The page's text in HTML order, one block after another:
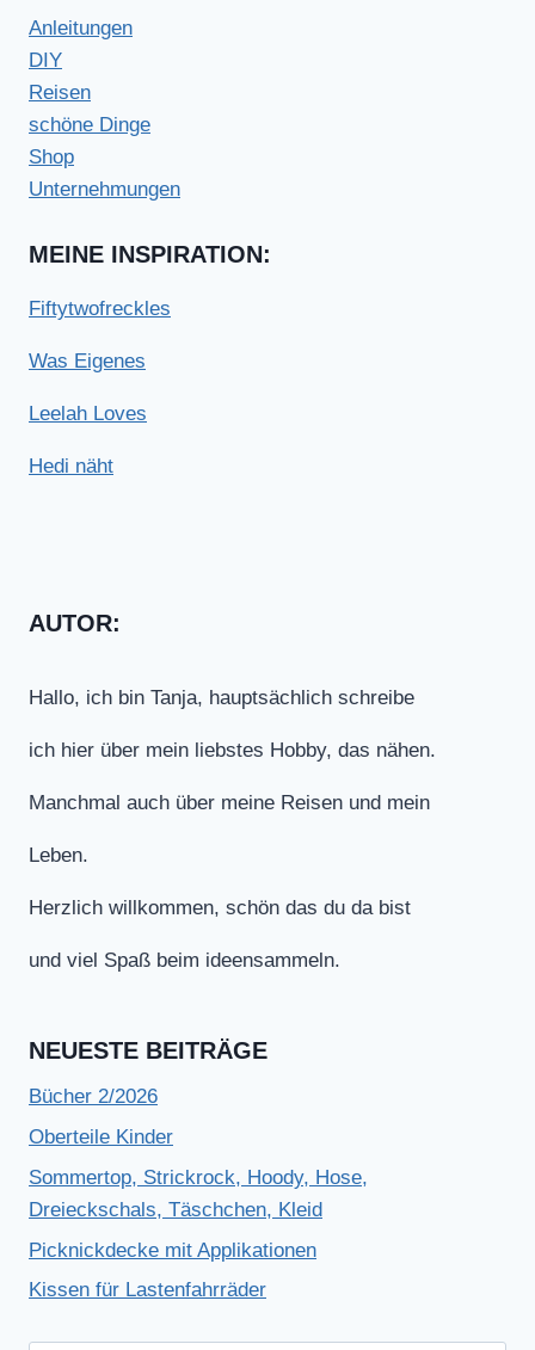
Anleitungen
DIY
Reisen
schöne Dinge
Shop
Unternehmungen
MEINE INSPIRATION:
Fiftytwofreckles
Was Eigenes
Leelah Loves
Hedi näht
AUTOR:
Hallo, ich bin Tanja, hauptsächlich schreibe
ich hier über mein liebstes Hobby, das nähen.
Manchmal auch über meine Reisen und mein
Leben.
Herzlich willkommen, schön das du da bist
und viel Spaß beim ideensammeln.
NEUESTE BEITRÄGE
Bücher 2/2026
Oberteile Kinder
Sommertop, Strickrock, Hoody, Hose,
Dreieckschals, Täschchen, Kleid
Picknickdecke mit Applikationen
Kissen für Lastenfahrräder